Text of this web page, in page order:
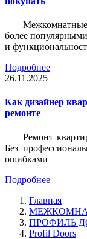
Межкомнатные
более
и
Подробнее
26.11.2025
Как дизайнер
ремонте
Ремонт
Без
ошибками
Подробнее
Главная
ПРОФИЛЬ
Profil Doors